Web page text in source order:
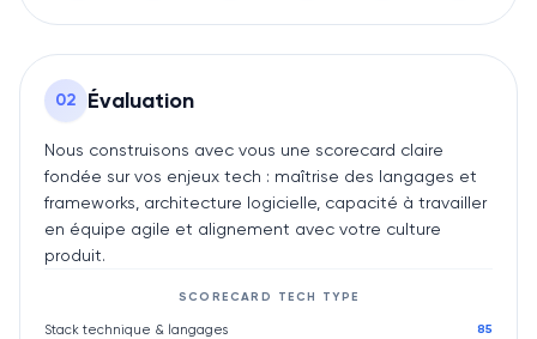
02 Évaluation
Nous construisons avec vous une scorecard claire
fondée sur vos enjeux tech : maîtrise des langages et
frameworks, architecture logicielle, capacité à travailler
en équipe agile et alignement avec votre culture
produit.
SCORECARD TECH TYPE
Stack technique & langages 85